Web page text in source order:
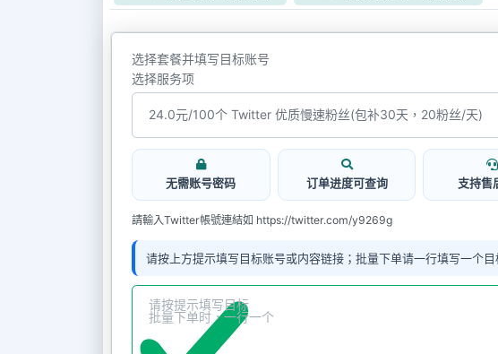
选择套餐并填写目标账号
选择服务项
无需账号密码 订单进度可查询 支持售
請輸入Twitter帳號連結如 https://twitter.com/y9269g
请按上方提示填写目标账号或内容链接；批量下单请一行填写一个目